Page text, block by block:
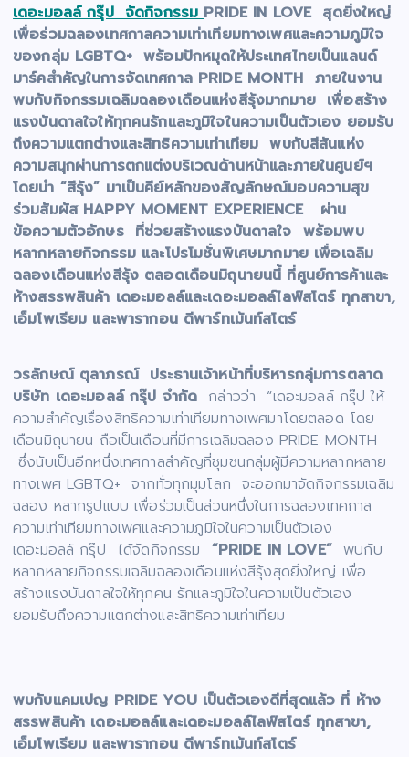
เดอะมอลล์ กรุ๊ป จัดกิจกรรมPRIDE IN LOVE สุดยิ่งใหญ่
เพื่อร่วมฉลองเทศกาลความเท่าเทียมทางเพศและความภูมิใจ
ของกลุ่ม LGBTQ+ พร้อมปักหมุดให้ประเทศไทยเป็นแลนด์
มาร์คสำคัญในการจัดเทศกาล PRIDE MONTH ภายในงาน
พบกับกิจกรรมเฉลิมฉลองเดือนแห่งสีรุ้งมากมาย เพื่อสร้าง
แรงบันดาลใจให้ทุกคนรักและภูมิใจในความเป็นตัวเอง ยอมรับ
ถึงความแตกต่างและสิทธิความเท่าเทียม พบกับสีสันแห่ง
ความสนุกผ่านการตกแต่งบริเวณด้านหน้าและภายในศูนย์ฯ
โดยนำ “สีรุ้ง” มาเป็นคีย์หลักของสัญลักษณ์มอบความสุข
ร่วมสัมผัส HAPPY MOMENT EXPERIENCE ผ่าน
ข้อความตัวอักษร ที่ช่วยสร้างแรงบันดาลใจ พร้อมพบ
หลากหลายกิจกรรม และโปรโมชั่นพิเศษมากมาย เพื่อเฉลิม
ฉลองเดือนแห่งสีรุ้ง ตลอดเดือนมิถุนายนนี้ ที่ศูนย์การค้าและ
ห้างสรรพสินค้า เดอะมอลล์และเดอะมอลล์ไลฟ์สโตร์ ทุกสาขา,
เอ็มโพเรียม และพารากอน ดีพาร์ทเม้นท์สโตร์
วรลักษณ์ ตุลาภรณ์ ประธานเจ้าหน้าที่บริหารกลุ่มการตลาด
บริษัท เดอะมอลล์ กรุ๊ป จำกัด กล่าวว่า “เดอะมอลล์ กรุ๊ป ให้
ความสำคัญเรื่องสิทธิความเท่าเทียมทางเพศมาโดยตลอด โดย
เดือนมิถุนายน ถือเป็นเดือนที่มีการเฉลิมฉลอง PRIDE MONTH
ซึ่งนับเป็นอีกหนึ่งเทศกาลสำคัญที่ชุมชนกลุ่มผู้มีความหลากหลาย
ทางเพศ LGBTQ+ จากทั่วทุกมุมโลก จะออกมาจัดกิจกรรมเฉลิม
ฉลอง หลากรูปแบบ เพื่อร่วมเป็นส่วนหนึ่งในการฉลองเทศกาล
ความเท่าเทียมทางเพศและความภูมิใจในความเป็นตัวเอง
เดอะมอลล์ กรุ๊ป ได้จัดกิจกรรม “PRIDE IN LOVE”พบกับ
หลากหลายกิจกรรมเฉลิมฉลองเดือนแห่งสีรุ้งสุดยิ่งใหญ่ เพื่อ
สร้างแรงบันดาลใจให้ทุกคน รักและภูมิใจในความเป็นตัวเอง
ยอมรับถึงความแตกต่างและสิทธิความเท่าเทียม
พบกับแคมเปญ PRIDE YOU เป็นตัวเองดีที่สุดแล้ว ที่ ห้าง
สรรพสินค้า เดอะมอลล์และเดอะมอลล์ไลฟ์สโตร์ ทุกสาขา,
เอ็มโพเรียม และพารากอน ดีพาร์ทเม้นท์สโตร์